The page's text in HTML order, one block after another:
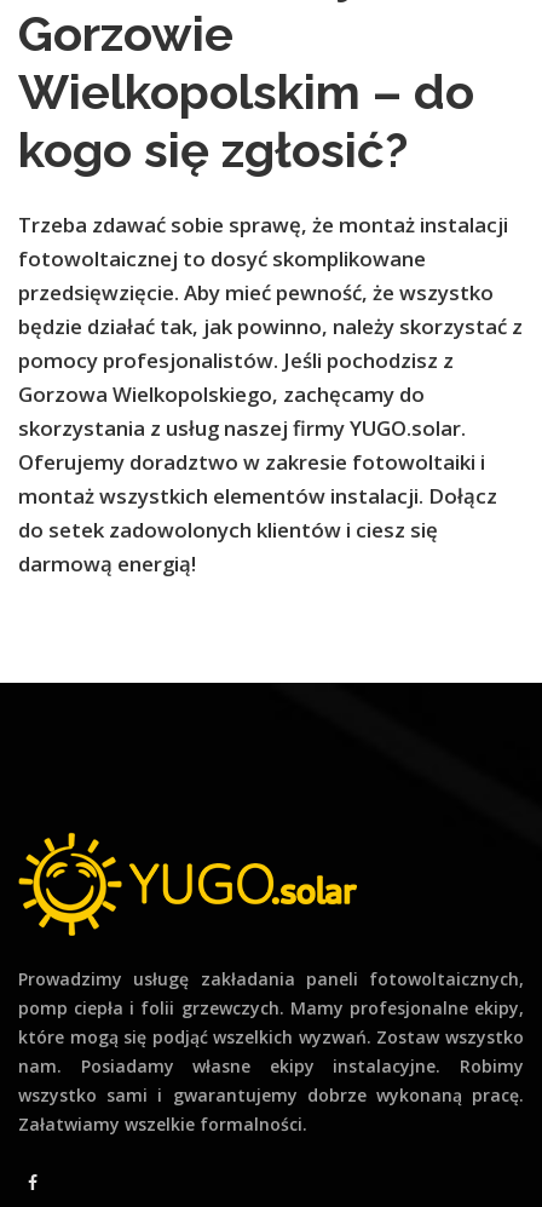
Gorzowie
Wielkopolskim – do
kogo się zgłosić?
Trzeba zdawać sobie sprawę, że montaż instalacji
fotowoltaicznej to dosyć skomplikowane
przedsięwzięcie. Aby mieć pewność, że wszystko
będzie działać tak, jak powinno, należy skorzystać z
pomocy profesjonalistów. Jeśli pochodzisz z
Gorzowa Wielkopolskiego, zachęcamy do
skorzystania z usług naszej firmy YUGO.solar.
Oferujemy doradztwo w zakresie fotowoltaiki i
montaż wszystkich elementów instalacji. Dołącz
do setek zadowolonych klientów i ciesz się
darmową energią!
Prowadzimy usługę zakładania paneli fotowoltaicznych,
pomp ciepła i folii grzewczych. Mamy profesjonalne ekipy,
które mogą się podjąć wszelkich wyzwań. Zostaw wszystko
nam. Posiadamy własne ekipy instalacyjne. Robimy
wszystko sami i gwarantujemy dobrze wykonaną pracę.
Załatwiamy wszelkie formalności.